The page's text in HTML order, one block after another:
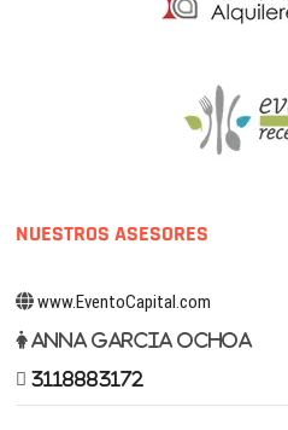
NUESTROS ASESORES
www.EventoCapital.com
Anna Garcia Ochoa
3118883172